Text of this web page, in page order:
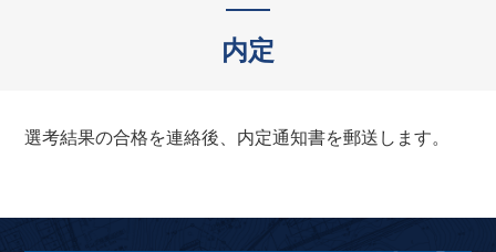
内定
選考結果の合格を連絡後、内定通知書を郵送します。